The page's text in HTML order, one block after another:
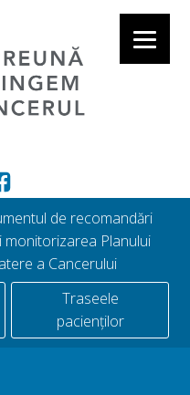
de recomandări
monitorizarea Planului
a Cancerului
Traseele
pacienților